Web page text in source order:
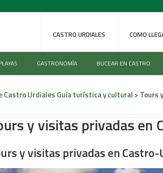
CASTRO URDIALES COMO
GASTRONOMÍA BUCEAR EN CASTRO
Castro Urdiales Guía turística y cultural > Tours
y visitas privadas en
y visitas privadas en